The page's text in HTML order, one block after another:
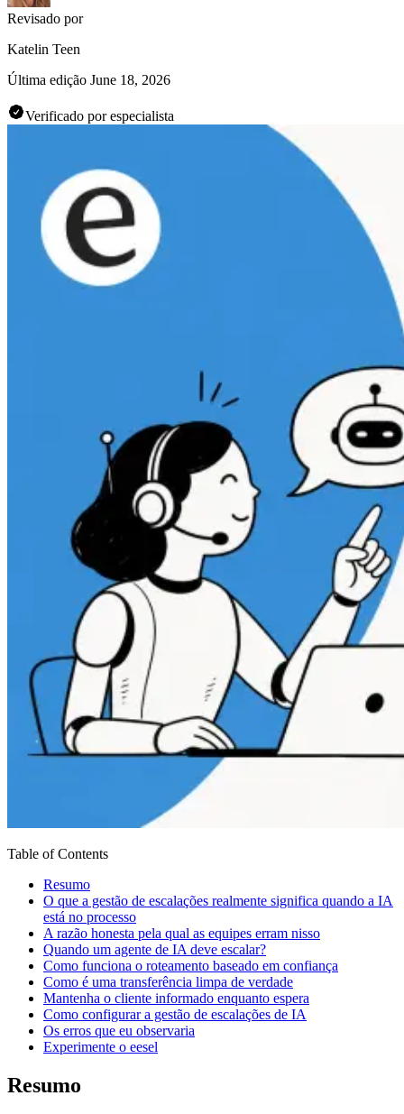
Revisado por
Katelin Teen
Última edição June 18, 2026
Verificado por especialista
Table of Contents
Resumo
O que a gestão de escalações realmente significa quando a IA
está no processo
A razão honesta pela qual as equipes erram nisso
Quando um agente de IA deve escalar?
Como funciona o roteamento baseado em confiança
Como é uma transferência limpa de verdade
Mantenha o cliente informado enquanto espera
Como configurar a gestão de escalações de IA
Os erros que eu observaria
Experimente o eesel
Resumo